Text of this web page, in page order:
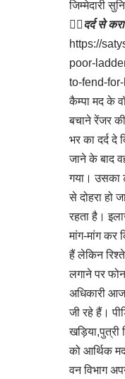
जिम्मेदारी
👉🏻दर्द से
https://
poor-
to-fend-
कैम्पा मद के
बचाने रेंजर
भर का दर्द दे
जाने के बाद
गया। उसका
से दोहरा हो
रहता है।
मांग-मांग कर
हैं लेकिन
लगाने पर
अधिकारी
जी रहे हैं।
खड़िया,पुत्री
को आर्थिक
वन विभाग